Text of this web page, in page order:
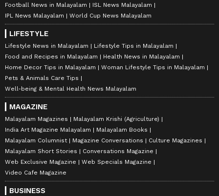
Football News in Malayalam
ISL News Malayalam
IPL News Malayalam
World Cup News Malayalam
LIFESTYLE
Lifestyle News in Malayalam
Lifestyle Tips in Malayalam
Food and Recipes in Malayalam
Health News in Malayalam
Home Decor Tips in Malayalam
Woman Lifestyle Tips in Malayalam
Pets & Animals Care Tips
Well-being & Mental Health News Malayalam
MAGAZINE
Malayalam Magazines
Malayalam Krishi (Agriculture)
India Art Magazine Malayalam
Malayalam Books
Malayalam Columnist
Magazine Conversations
Culture Magazines
Malayalam Short Stories
Conversations Magazine
Web Exclusive Magazine
Web Specials Magazine
Video Cafe Magazine
BUSINESS